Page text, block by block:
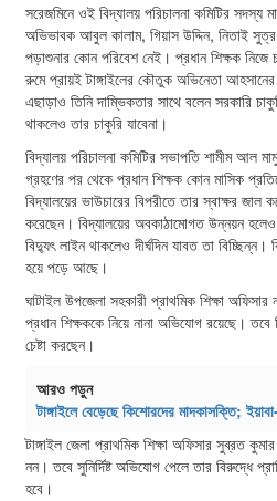
সরেজমিনে ওই বিদ্যালয় পরিচালনা কমিটির সদস্য
অভিভাবক আবুল কালাম, গিয়াস উদ্দিন, নিতাই
পড়াশুনার কোন পরিবেশ নেই। প্রধান শিক্ষক নিজে
রুমে প্রায়ই টাঙ্গাইলের কৌতুক অভিনেতা
এছাড়াও তিনি দাম্ভিকতার সাথে বলেন সরকারি
থাকলেও তার চাকুরি যাবেনা।
বিদ্যালয় পরিচালনা কমিটির সভাপতি শামীম আল
গ্রহণের পর থেকে প্রধান শিক্ষক কোন মাসিক
বিদ্যালয়ের ভাউচারের বিপরীতে তার স্বাক্ষর
করেছেন। বিদ্যালয়ের অবকাঠামোগত উন্নয়ন হলেও
বিদ্যুৎ লাইন থাকলেও দীর্ঘদিন যাবত তা
হয়ে পড়ে আছে।
ঘাটাইল উপজেলা সহকারী প্রাথমিক শিক্ষা
প্রধান শিক্ষককে নিয়ে নানা অভিযোগ রয়েছে।
চেষ্টা করছেন।
আরও পড়ুন
টাঙ্গাইলে বেড়েছে কিশোরদের মাদকাসক্তি;
টাঙ্গাইল জেলা প্রাথমিক শিক্ষা অফিসার সুব্রত
নন। তবে সুনির্দিষ্ট অভিযোগ পেলে তার বিরুদ্ধে
হবে।